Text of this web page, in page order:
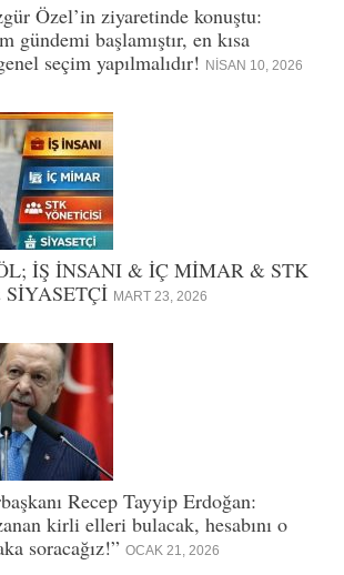
Özel’in ziyaretinde konuştu:
gündemi başlamıştır, en kısa
seçim yapılmalıdır! NISAN 10, 2026
İŞ İNSANI & İÇ MİMAR & STK
MART 23, 2026
Recep Tayyip Erdoğan:
kirli elleri bulacak, hesabını o
soracağız!” OCAK 21, 2026